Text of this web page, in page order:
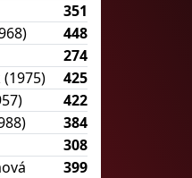
351
448
274
425
422
384
308
399